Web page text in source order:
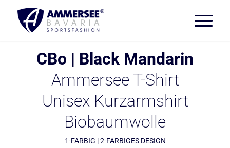
CBo | Black Mandarin
Ammersee T-Shirt
Unisex Kurzarmshirt
Biobaumwolle
1-FARBIG | 2-FARBIGES DESIGN